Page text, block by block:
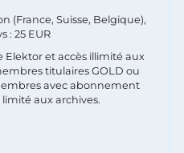
(France, Suisse, Belgique),
: 25 EUR
et accès illimité aux
titulaires GOLD ou
avec abonnement
aux archives.